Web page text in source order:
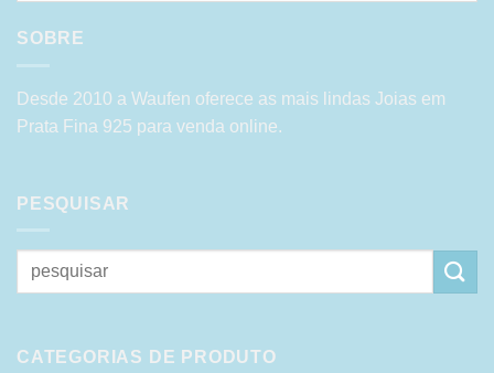
SOBRE
Desde 2010 a Waufen oferece as mais lindas Joias em
Prata Fina 925 para venda online.
PESQUISAR
Pesquisar
por:
CATEGORIAS DE PRODUTO